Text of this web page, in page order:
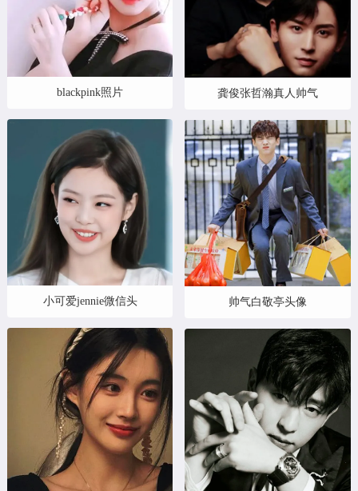
blackpink照片
小可爱jennie微信头
龚俊张哲瀚真人帅气
帅气白敬亭头像